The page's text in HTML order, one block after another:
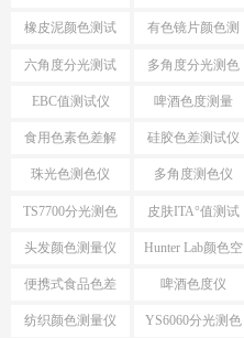
ΔE*CMC △E*94
橡皮泥颜色测试
仪
有色镜片颜色测
量
六角度分光测试 多角度分光测色
仪
EBC值测试仪 啤酒色度测量
食用色素色差解
决方案
硅胶色差测试仪
珠光色测色仪 多角度测色仪
TS7700分光测色
测ITA°值
皮肤ITA°值测试
仪
头发颜色测量仪 Hunter Lab颜色空
间
便携式食品色差
仪
啤酒色度仪
纺织颜色测量仪 YS6060分光测色